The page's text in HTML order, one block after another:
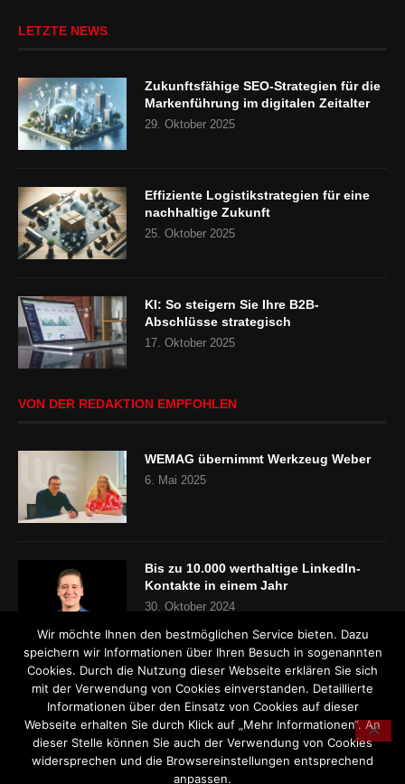
LETZTE NEWS
Zukunftsfähige SEO-Strategien für die
Markenführung im digitalen Zeitalter
29. Oktober 2025
Effiziente Logistikstrategien für eine
nachhaltige Zukunft
25. Oktober 2025
KI: So steigern Sie Ihre B2B-
Abschlüsse strategisch
17. Oktober 2025
VON DER REDAKTION EMPFOHLEN
WEMAG übernimmt Werkzeug Weber
6. Mai 2025
Bis zu 10.000 werthaltige LinkedIn-
Kontakte in einem Jahr
30. Oktober 2024
„Es gibt keinen Fachkräftemangel“
24. Oktober 2024
Wir möchte Ihnen den bestmöglichen Service bieten. Dazu
speichern wir Informationen über Ihren Besuch in sogenannten
Cookies. Durch die Nutzung dieser Webseite erklären Sie sich
mit der Verwendung von Cookies einverstanden. Detaillierte
Informationen über den Einsatz von Cookies auf dieser
Webseite erhalten Sie durch Klick auf „Mehr Informationen“. An
dieser Stelle können Sie auch der Verwendung von Cookies
widersprechen und die Browsereinstellungen entsprechend
anpassen.